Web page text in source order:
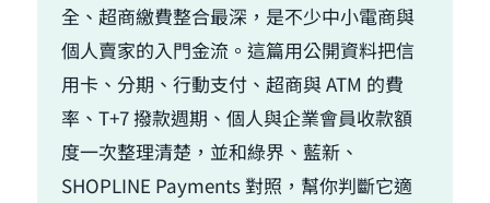
全、超商繳費整合最深，是不少中小電商與
個人賣家的入門金流。這篇用公開資料把信
用卡、分期、行動支付、超商與 ATM 的費
率、T+7 撥款週期、個人與企業會員收款額
度一次整理清楚，並和綠界、藍新、
SHOPLINE Payments 對照，幫你判斷它適